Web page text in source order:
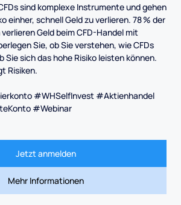
sind komplexe Instrumente und gehen
einher, schnell Geld zu verlieren. 78 % der
Geld beim CFD-Handel mit
Sie, ob Sie verstehen, wie CFDs
Sie sich das hohe Risiko leisten können.
Risiken.
#WHSelfInvest #Aktienhandel
#Webinar
Jetzt anmelden
Mehr Informationen